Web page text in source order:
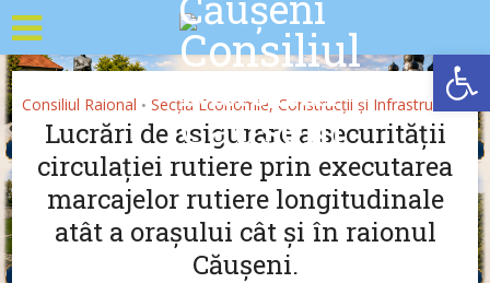
Consiliul Raional • Secția Economie, Construcții și Infrastructură
Lucrări de asigurare a securității
circulației rutiere prin executarea
marcajelor rutiere longitudinale
atât a orașului cât și în raionul
Căușeni.